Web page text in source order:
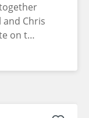
Chris
on t…